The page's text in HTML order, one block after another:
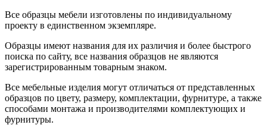
Все образцы мебели изготовлены по индивидуальному
проекту в единственном экземпляре.
Образцы имеют названия для их различия и более быстрого
поиска по сайту, все названия образцов не являются
зарегистрированным товарным знаком.
Все мебельные изделия могут отличаться от представленных
образцов по цвету, размеру, комплектации, фурнитуре, а также
способами монтажа и производителями комплектующих и
фурнитуры.